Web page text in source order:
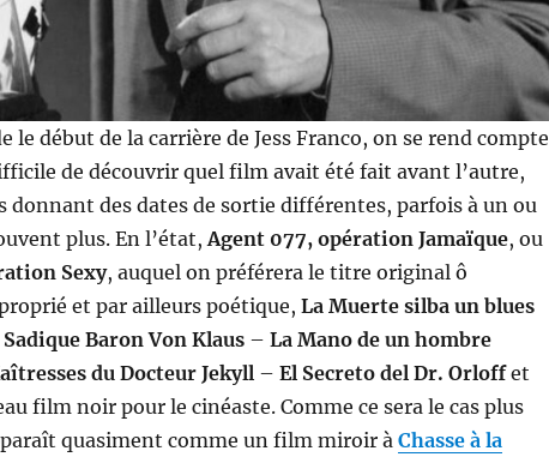
le début de la carrière de Jess Franco, on se rend compte
de découvrir quel film avait été fait avant l’autre,
donnant des dates de sortie différentes, parfois à un ou
plus. En l’état,Agent 077, opération Jamaïque, ou
Sexy, auquel on préférera le titre original ô
et par ailleurs poétique, La Muerte silba un blues
Sadique Baron Von Klaus– La Mano de un hombre
du Docteur Jekyll– El Secreto del Dr. Orloffet
film noir pour le cinéaste. Comme ce sera le cas plus
quasiment comme un film miroir à Chasse à la